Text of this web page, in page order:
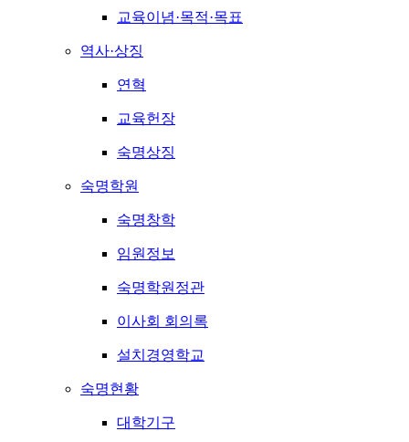
교육이념·목적·목표
역사·상징
연혁
교육헌장
숙명상징
숙명학원
숙명창학
임원정보
숙명학원정관
이사회 회의록
설치경영학교
숙명현황
대학기구